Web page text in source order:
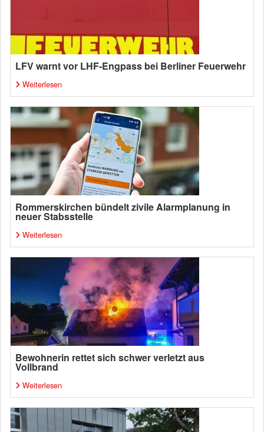
LFV warnt vor LHF-Engpass bei Berliner Feuerwehr
Weiterlesen
Rommerskirchen bündelt zivile Alarmplanung in
neuer Stabsstelle
Weiterlesen
Bewohnerin rettet sich schwer verletzt aus
Vollbrand
Weiterlesen